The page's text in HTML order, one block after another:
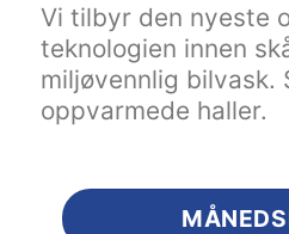
Vi tilbyr den nyeste
teknologien innen
miljøvennlig bilvask.
oppvarmede haller.